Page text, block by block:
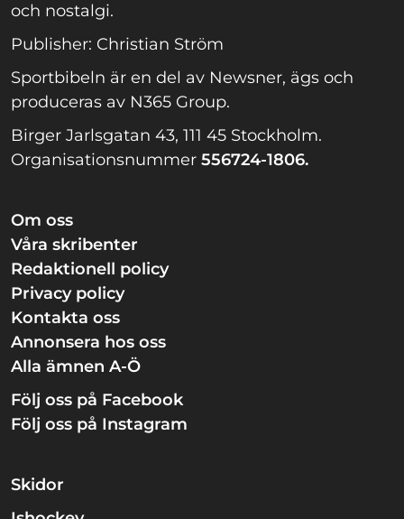
och nostalgi.
Publisher: Christian Ström
Sportbibeln är en del av Newsner, ägs och
produceras av N365 Group.
Birger Jarlsgatan 43, 111 45 Stockholm.
Organisationsnummer 556724-1806.
Om oss
Våra skribenter
Redaktionell policy
Privacy policy
Kontakta oss
Annonsera hos oss
Alla ämnen A-Ö
Följ oss på Facebook
Följ oss på Instagram
Skidor